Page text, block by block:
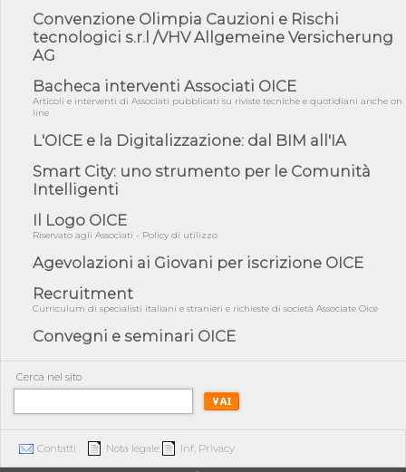
esterno per v...
03/08/26 - Gruppo FS: nel primo semestre 2026 3 mld di
aggiudicazioni e...
03/08/26 - Conferenza Obiettivo Export: Imprese e Territori del
Centro ...
per eseg...
non può...
03/08/26 - Investimenti stradali nei piccoli Comuni: dal MIT
ulteriori ...
31/07/26 - On line il testo integrale della Rilevazione annuale
OICE/CE...
certificati bia...
Water Deve...
31/07/26 - On line le Classifiche OICE 2026: fatturati, settori e
attiv...
31/07/26 - L’OICE alla presentazione dell’avviso esplorativo “Scu...
31/07/26 - EoI per iniziativa Commissione europea in Armenia
31/07/26 - Sri Lanka - Webinar by Export Development Board on
Connectin...
Convenzione Olimpia Cauzioni e Rischi
tecnologici s.r.l /VHV Allgemeine Versicherung
AG
Bacheca interventi Associati OICE
Articoli e interventi di Associati pubblicati su riviste tecniche e quotidiani anche on
line
L'OICE e la Digitalizzazione: dal BIM all'IA
Smart City: uno strumento per le Comunità
Intelligenti
Il Logo OICE
Riservato agli Associati - Policy di utilizzo
Agevolazioni ai Giovani per iscrizione OICE
Recruitment
Curriculum di specialisti italiani e stranieri e richieste di società Associate Oice
Convegni e seminari OICE
Cerca nel sito
Contatti Nota legale Inf. Privacy